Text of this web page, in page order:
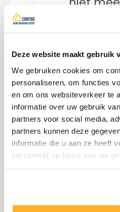
Deze website maakt gebruik
We gebruiken cookies om
personaliseren, om functies
en om ons websiteverkeer te
informatie over uw gebruik
partners voor social media,
partners kunnen deze
informatie die u aan ze heeft
verzameld op basis van uw
2
Mijn
vanzelf
3
De
van mijn
die